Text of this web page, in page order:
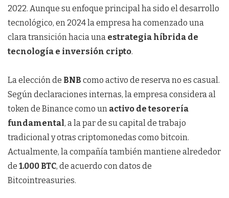
2022. Aunque su enfoque principal ha sido el desarrollo
tecnológico, en 2024 la empresa ha comenzado una
clara transición hacia una estrategia híbrida de
tecnología e inversión cripto.
La elección de BNB como activo de reserva no es casual.
Según declaraciones internas, la empresa considera al
token de Binance como un activo de tesorería
fundamental, a la par de su capital de trabajo
tradicional y otras criptomonedas como bitcoin.
Actualmente, la compañía también mantiene alrededor
de 1.000 BTC, de acuerdo con datos de
Bitcointreasuries.